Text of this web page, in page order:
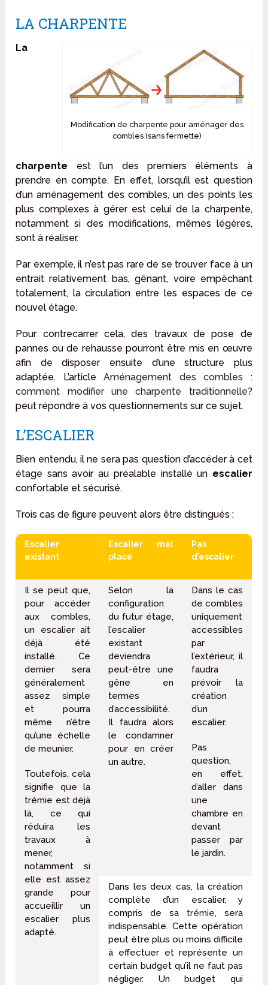
LA CHARPENTE
Modification de charpente pour aménager des
combles (sans fermette)
La
charpente est l’un des premiers éléments à
prendre en compte. En effet, lorsqu’il est question
d’un aménagement des combles, un des points les
plus complexes à gérer est celui de la charpente,
notamment si des modifications, mêmes légères,
sont à réaliser.
Par exemple, il n’est pas rare de se trouver face à un
entrait relativement bas, gênant, voire empêchant
totalement, la circulation entre les espaces de ce
nouvel étage.
Pour contrecarrer cela, des travaux de pose de
pannes ou de rehausse pourront être mis en œuvre
afin de disposer ensuite d’une structure plus
adaptée. L’articleAménagement des combles :
comment modifier une charpente traditionnelle?
peut répondre à vos questionnements sur ce sujet.
L’ESCALIER
Bien entendu, il ne sera pas question d’accéder à cet
étage sans avoir au préalable installé un escalier
confortable et sécurisé.
Trois cas de figure peuvent alors être distingués :
Escalier
existant
Escalier mal
placé
Pas
d’escalier
Il se peut que,
pour accéder
aux combles,
un escalier ait
déjà été
installé. Ce
dernier sera
généralement
assez simple
et pourra
même n’être
qu’une échelle
de meunier.
Toutefois, cela
signifie que la
trémie est déjà
là, ce qui
réduira les
travaux à
mener,
notamment si
elle est assez
grande pour
accueillir un
escalier plus
adapté.
Selon la
configuration
du futur étage,
l’escalier
existant
deviendra
peut-être une
gêne en
termes
d’accessibilité.
Il faudra alors
le condamner
pour en créer
un autre.
Dans le cas
de combles
uniquement
accessibles
par
l’extérieur, il
faudra
prévoir la
création
d’un
escalier.
Pas
question,
en effet,
d’aller dans
une
chambre en
devant
passer par
le jardin.
Dans les deux cas, la création
complète d’un escalier, y
compris de sa trémie, sera
indispensable. Cette opération
peut être plus ou moins difficile
à effectuer et représente un
certain budget qu’il ne faut pas
négliger. Un budget qui